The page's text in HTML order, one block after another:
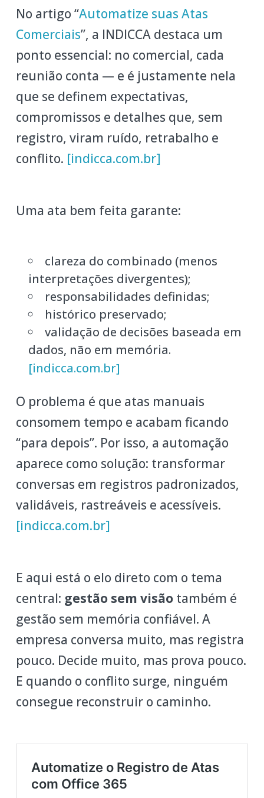
No artigo “Automatize suas Atas
Comerciais”, a INDICCA destaca um
ponto essencial: no comercial, cada
reunião conta — e é justamente nela
que se definem expectativas,
compromissos e detalhes que, sem
registro, viram ruído, retrabalho e
conflito. [indicca.com.br]
Uma ata bem feita garante:
clareza do combinado (menos
interpretações divergentes);
responsabilidades definidas;
histórico preservado;
validação de decisões baseada em
dados, não em memória.
[indicca.com.br]
O problema é que atas manuais
consomem tempo e acabam ficando
“para depois”. Por isso, a automação
aparece como solução: transformar
conversas em registros padronizados,
validáveis, rastreáveis e acessíveis.
[indicca.com.br]
E aqui está o elo direto com o tema
central: gestão sem visãotambém é
gestão sem memória confiável. A
empresa conversa muito, mas registra
pouco. Decide muito, mas prova pouco.
E quando o conflito surge, ninguém
consegue reconstruir o caminho.